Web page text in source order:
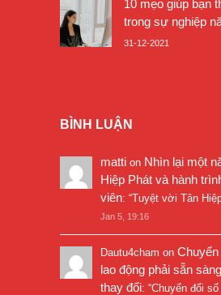
10 mẹo giúp bạn
trong sự nghiệp
31-12-2021
BÌNH LUẬN
matti on Nhìn lại một
Hiệp Phát và hành
viên: “Tuyệt vời Tân
Jan 5, 19:16
Dautu4cham on
lao động phải sẵn
thay đổi: “Chuyển đổi